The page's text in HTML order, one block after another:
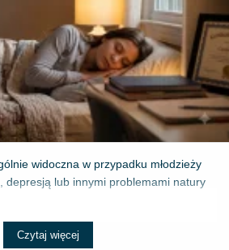
widoczna w przypadku młodzieży
depresją lub innymi problemami natury
Czytaj więcej